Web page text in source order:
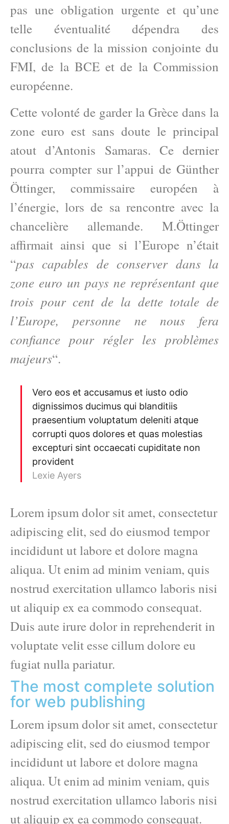
pas une obligation urgente et qu’une
telle éventualité dépendra des
conclusions de la mission conjointe du
FMI, de la BCE et de la Commission
européenne.
Cette volonté de garder la Grèce dans la
zone euro est sans doute le principal
atout d’Antonis Samaras. Ce dernier
pourra compter sur l’appui de Günther
Öttinger, commissaire européen à
l’énergie, lors de sa rencontre avec la
chancelière allemande. M.Öttinger
affirmait ainsi que si l’Europe n’était
“pas capables de conserver dans la
zone euro un pays ne représentant que
trois pour cent de la dette totale de
l’Europe, personne ne nous fera
confiance pour régler les problèmes
majeurs“.
Vero eos et accusamus et iusto odio
dignissimos ducimus qui blanditiis
praesentium voluptatum deleniti atque
corrupti quos dolores et quas molestias
excepturi sint occaecati cupiditate non
provident
Lexie Ayers
Lorem ipsum dolor sit amet, consectetur
adipiscing elit, sed do eiusmod tempor
incididunt ut labore et dolore magna
aliqua. Ut enim ad minim veniam, quis
nostrud exercitation ullamco laboris nisi
ut aliquip ex ea commodo consequat.
Duis aute irure dolor in reprehenderit in
voluptate velit esse cillum dolore eu
fugiat nulla pariatur.
The most complete solution
for web publishing
Lorem ipsum dolor sit amet, consectetur
adipiscing elit, sed do eiusmod tempor
incididunt ut labore et dolore magna
aliqua. Ut enim ad minim veniam, quis
nostrud exercitation ullamco laboris nisi
ut aliquip ex ea commodo consequat.